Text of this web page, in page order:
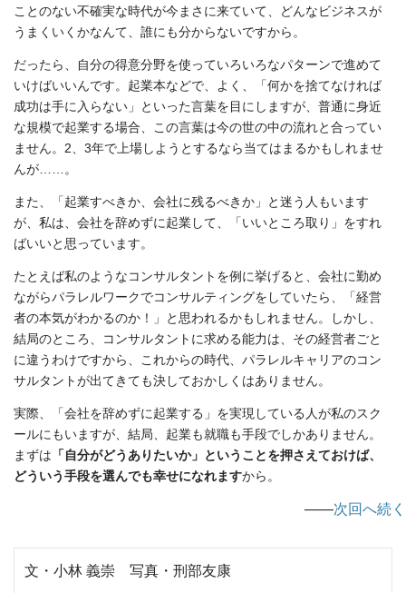
ことのない不確実な時代が今まさに来ていて、どんなビジネスが
うまくいくかなんて、誰にも分からないですから。
だったら、自分の得意分野を使っていろいろなパターンで進めて
いけばいいんです。起業本などで、よく、「何かを捨てなければ
成功は手に入らない」といった言葉を目にしますが、普通に身近
な規模で起業する場合、この言葉は今の世の中の流れと合ってい
ません。2、3年で上場しようとするなら当てはまるかもしれませ
んが……。
また、「起業すべきか、会社に残るべきか」と迷う人もいます
が、私は、会社を辞めずに起業して、「いいところ取り」をすれ
ばいいと思っています。
たとえば私のようなコンサルタントを例に挙げると、会社に勤め
ながらパラレルワークでコンサルティングをしていたら、「経営
者の本気がわかるのか！」と思われるかもしれません。しかし、
結局のところ、コンサルタントに求める能力は、その経営者ごと
に違うわけですから、これからの時代、パラレルキャリアのコン
サルタントが出てきても決しておかしくはありません。
実際、「会社を辞めずに起業する」を実現している人が私のスク
ールにもいますが、結局、起業も就職も手段でしかありません。
まずは 「自分がどうありたいか」ということを押さえておけば、
どういう手段を選んでも幸せになれますから。
――次回へ続く
文・小林 義崇 写真・刑部友康